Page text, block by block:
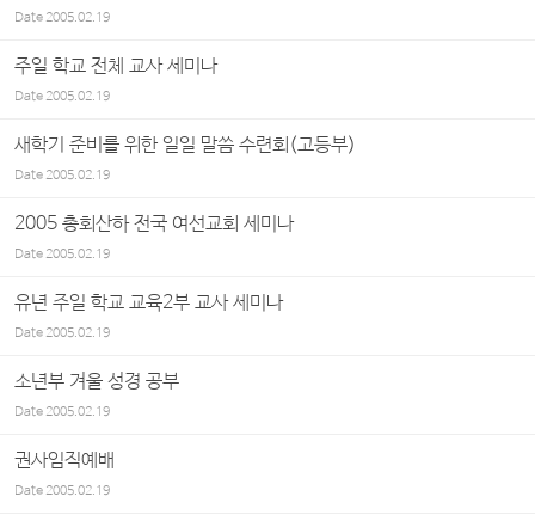
Date2005.02.19
주일 학교 전체 교사 세미나
Date2005.02.19
새학기 준비를 위한 일일 말씀 수련회(고등부)
Date2005.02.19
2005 총회산하 전국 여선교회 세미나
Date2005.02.19
유년 주일 학교 교육2부 교사 세미나
Date2005.02.19
소년부 겨울 성경 공부
Date2005.02.19
권사임직예배
Date2005.02.19